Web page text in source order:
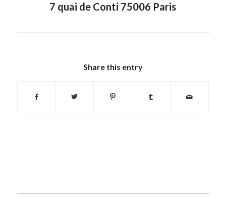
7 quai de Conti 75006 Paris
Share this entry